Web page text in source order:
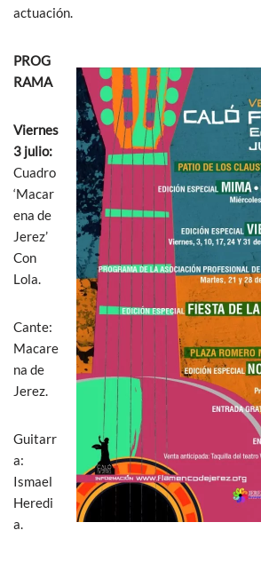
actuación.
PROG
RAMA
Viernes
3 julio:
Cuadro
‘Macar
ena de
Jerez’
Con
Lola.
Cante:
Macare
na de
Jerez.
Guitarr
a:
Ismael
Heredi
a.